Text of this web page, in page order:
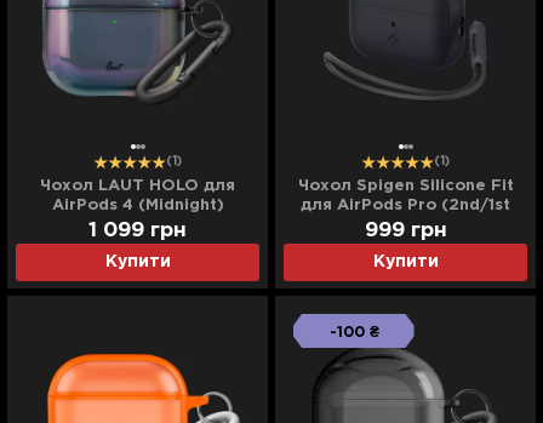
(1)
Чохол LAUT HOLO для
AirPods 4 (Midnight)
Купити
1 099 грн
(1)
Чохол Spigen Silicone Fit
для AirPods Pro (2nd/1st
gen) (Black) (ACS05479)
Купити
999 грн
-100 ₴